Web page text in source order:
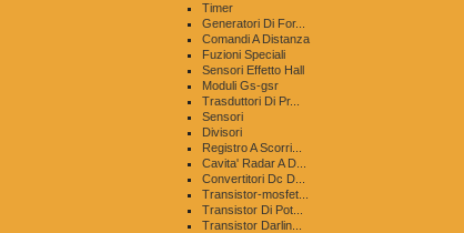
Timer
Generatori Di For...
Comandi A Distanza
Fuzioni Speciali
Sensori Effetto Hall
Moduli Gs-gsr
Trasduttori Di Pr...
Sensori
Divisori
Registro A Scorri...
Cavita' Radar A D...
Convertitori Dc D...
Transistor-mosfet...
Transistor Di Pot...
Transistor Darlin...